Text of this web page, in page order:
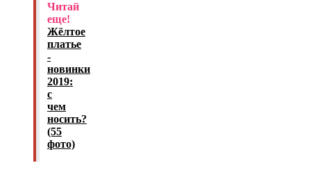
Читай
еще!
Жёлтое
платье
-
новинки
2019:
с
чем
носить?
(55
фото)